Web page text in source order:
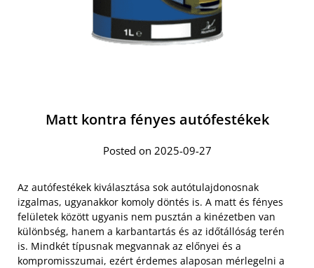
Matt kontra fényes autófestékek
Posted on 2025-09-27
Az autófestékek kiválasztása sok autótulajdonosnak
izgalmas, ugyanakkor komoly döntés is. A matt és fényes
felületek között ugyanis nem pusztán a kinézetben van
különbség, hanem a karbantartás és az időtállóság terén
is. Mindkét típusnak megvannak az előnyei és a
kompromisszumai, ezért érdemes alaposan mérlegelni a